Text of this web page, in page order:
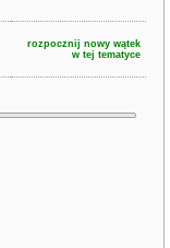
rozpocznij nowy wątek
w tej tematyce